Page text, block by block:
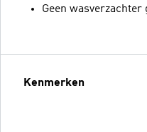
Geen wasverzachter
Kenmerken